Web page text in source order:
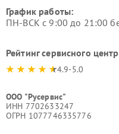
График работы:
ПН-ВСК с 9:00 до 21:00
Рейтинг сервисного
4.9-5.0
ООО "Русервис"
ИНН 7702633247
ОГРН 1077746335776